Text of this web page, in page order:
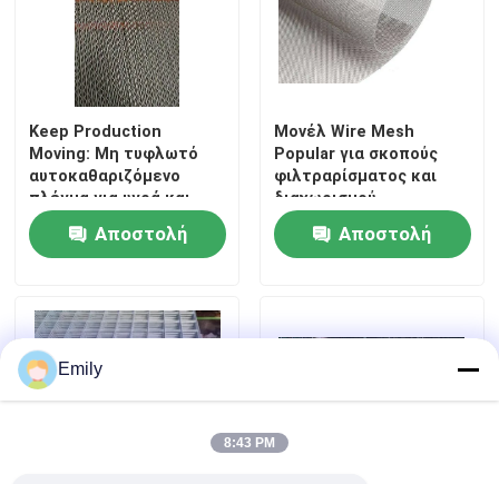
Σπίτι
Προϊόντα
Keep Production
Moving: Μη τυφλωτό
αυτοκαθαριζόμενο
πλέγμα για υγρά και
κολλώδη υλικά
Αποστολή
Μονέλ Wire Mesh
Popular για σκοπούς
φιλτραρίσματος και
διαχωρισμού
Αποστολή
Emily
8:43 PM